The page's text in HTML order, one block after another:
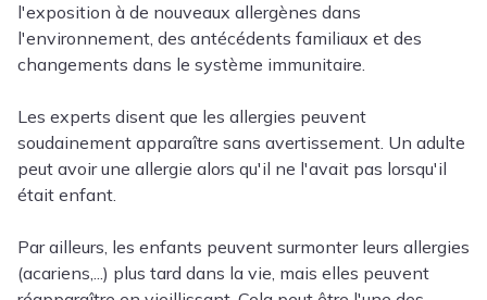
l'exposition à de nouveaux allergènes dans
l'environnement, des antécédents familiaux et des
changements dans le système immunitaire.
Les experts disent que les allergies peuvent
soudainement apparaître sans avertissement. Un adulte
peut avoir une allergie alors qu'il ne l'avait pas lorsqu'il
était enfant.
Par ailleurs, les enfants peuvent surmonter leurs allergies
(acariens,...) plus tard dans la vie, mais elles peuvent